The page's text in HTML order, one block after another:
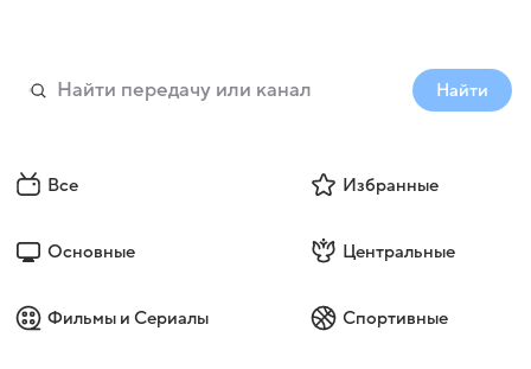
Найти
Все Избранные
Основные Центральные
Фильмы и Сериалы Спортивные